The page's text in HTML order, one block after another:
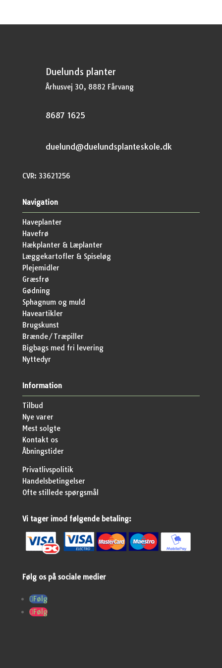
Duelunds planter
Århusvej 30, 8882 Fårvang
8687 1625
duelund@duelundsplanteskole.dk
CVR: 33621256
Navigation
Haveplanter
Havefrø
Hækplanter & Læplanter
Læggekartofler & Spiseløg
Plejemidler
Græsfrø
Gødning
Sphagnum og muld
Haveartikler
Brugskunst
Brænde/Træpiller
Bigbags med fri levering
Nyttedyr
Information
Tilbud
Nye varer
Mest solgte
Kontakt os
Åbningstider
Privatlivspolitik
Handelsbetingelser
Ofte stillede spørgsmål
Vi tager imod følgende betaling:
Følg os på sociale medier
Følg
Følg